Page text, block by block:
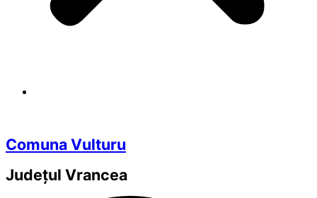
Comuna Vulturu
Județul Vrancea